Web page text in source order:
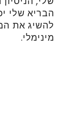
הבריא שלי
להשיג את
מינימלי.